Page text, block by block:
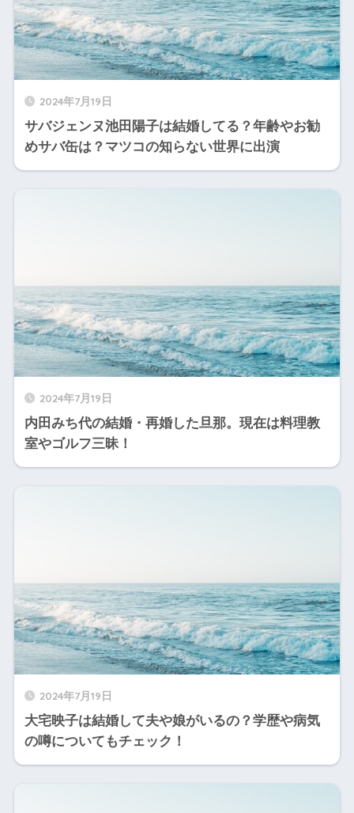
2024年7月19日
サバジェンヌ池田陽子は結婚してる？年齢やお勧
めサバ缶は？マツコの知らない世界に出演
2024年7月19日
内田みち代の結婚・再婚した旦那。現在は料理教
室やゴルフ三昧！
2024年7月19日
大宅映子は結婚して夫や娘がいるの？学歴や病気
の噂についてもチェック！